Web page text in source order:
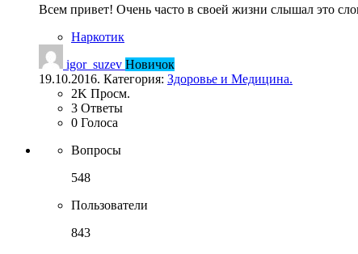
Всем привет! Очень часто в своей жизни слышал это
Наркотик
igor_suzev Новичок
19.10.2016. Категория: Здоровье и Медицина.
2K Просм.
3 Ответы
0 Голоса
Вопросы
548
Пользователи
843